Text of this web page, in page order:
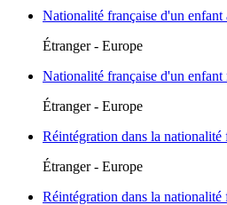
Nationalité française d'un enfant
Étranger - Europe
Nationalité française d'un enfant
Étranger - Europe
Réintégration dans la nationalité
Étranger - Europe
Réintégration dans la nationalité